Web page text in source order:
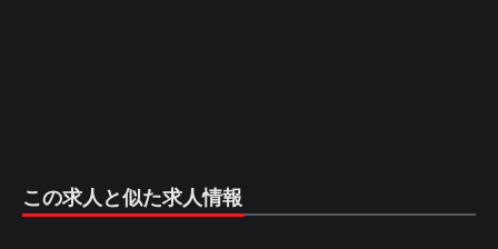
この求人と似た求人情報